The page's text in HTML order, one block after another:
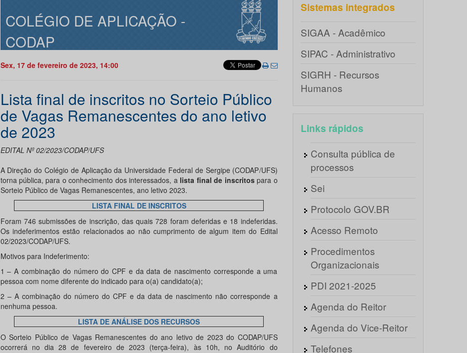
COLÉGIO DE APLICAÇÃO -
CODAP
Sex, 17 de fevereiro de 2023, 14:00
Lista final de inscritos no Sorteio Público
de Vagas Remanescentes do ano letivo
de 2023
EDITAL Nº 02/2023/CODAP/UFS
A Direção do Colégio de Aplicação da Universidade Federal de Sergipe (CODAP/UFS)
torna pública, para o conhecimento dos interessados, a lista final de inscritospara o
Sorteio Público de Vagas Remanescentes, ano letivo 2023.
LISTA FINAL DE INSCRITOS
Foram 746 submissões de inscrição, das quais 728 foram deferidas e 18 indeferidas.
Os indeferimentos estão relacionados ao não cumprimento de algum item do Edital
02/2023/CODAP/UFS.
Motivos para Indeferimento:
1 – A combinação do número do CPF e da data de nascimento corresponde a uma
pessoa com nome diferente do indicado para o(a) candidato(a);
2 – A combinação do número do CPF e da data de nascimento não corresponde a
nenhuma pessoa.
LISTA DE ANÁLISE DOS RECURSOS
O Sorteio Público de Vagas Remanescentes do ano letivo de 2023 do CODAP/UFS
ocorrerá no dia 28 de fevereiro de 2023 (terça-feira), às 10h, no Auditório do
Sistemas integrados
SIGAA - Acadêmico
SIPAC - Administrativo
SIGRH - Recursos
Humanos
Links rápidos
Consulta pública de
processos
Sei
Protocolo GOV.BR
Acesso Remoto
Procedimentos
Organizacionais
PDI 2021-2025
Agenda do Reitor
Agenda do Vice-Reitor
Telefones